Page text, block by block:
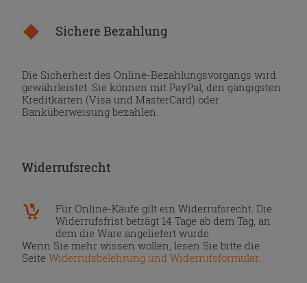
Sichere Bezahlung
Die Sicherheit des Online-Bezahlungsvorgangs wird
gewährleistet. Sie können mit PayPal, den gängigsten
Kreditkarten (Visa und MasterCard) oder
Banküberweisung bezahlen.
Widerrufsrecht
Für Online-Käufe gilt ein Widerrufsrecht. Die
Widerrufsfrist beträgt 14 Tage ab dem Tag, an
dem die Ware angeliefert wurde.
Wenn Sie mehr wissen wollen, lesen Sie bitte die
SeiteWiderrufsbelehrung und Widerrufsformular.